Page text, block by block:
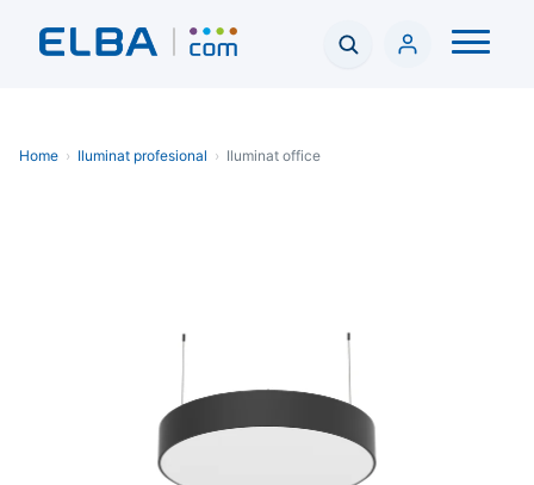
Home › Iluminat profesional › Iluminat office